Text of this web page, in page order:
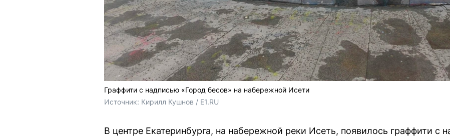
Граффити с надписью «Город бесов» на набережной Исети
Источник: Кирилл Кушнов / E1.RU
В центре Екатеринбурга, на набережной реки Исеть, появилось граффити с